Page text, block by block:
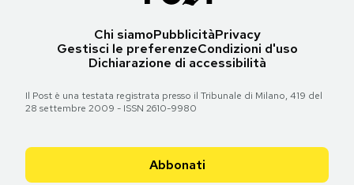
Chi siamoPubblicitàPrivacy
Gestisci le preferenzeCondizioni d'uso
Dichiarazione di accessibilità
Il Post è una testata registrata presso il Tribunale di Milano, 419 del
28 settembre 2009 - ISSN 2610-9980
Abbonati